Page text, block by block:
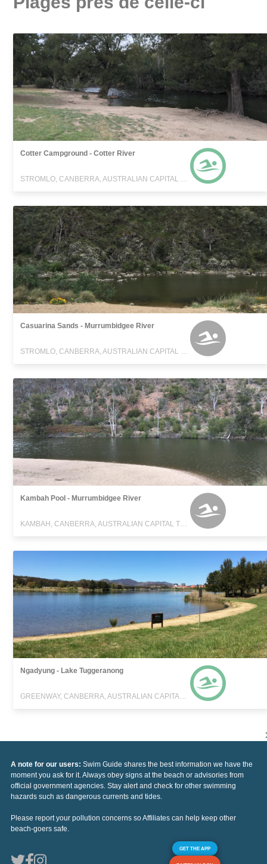
Cotter Campground - Cotter River
Casuarina Sands - Murrumbidgee River
Kambah Pool - Murrumbidgee River
Ngadyung - Lake Tuggeranong
A note for our users: Swim Guide shares the best information we have the
moment you ask for it. Always obey signs at the beach or advisories from
official government agencies. Stay alert and check for other swimming
hazards such as dangerous currents and tides.
Please report your pollution concerns so Affiliates can help keep other
beach-goers safe.
GET THE APP